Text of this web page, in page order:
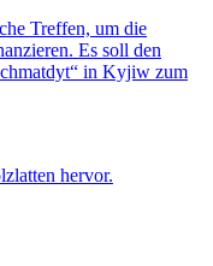
Treffen, um die
Es soll den
in Kyjiw zum